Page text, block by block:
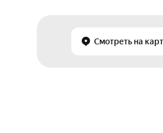
Смотреть на